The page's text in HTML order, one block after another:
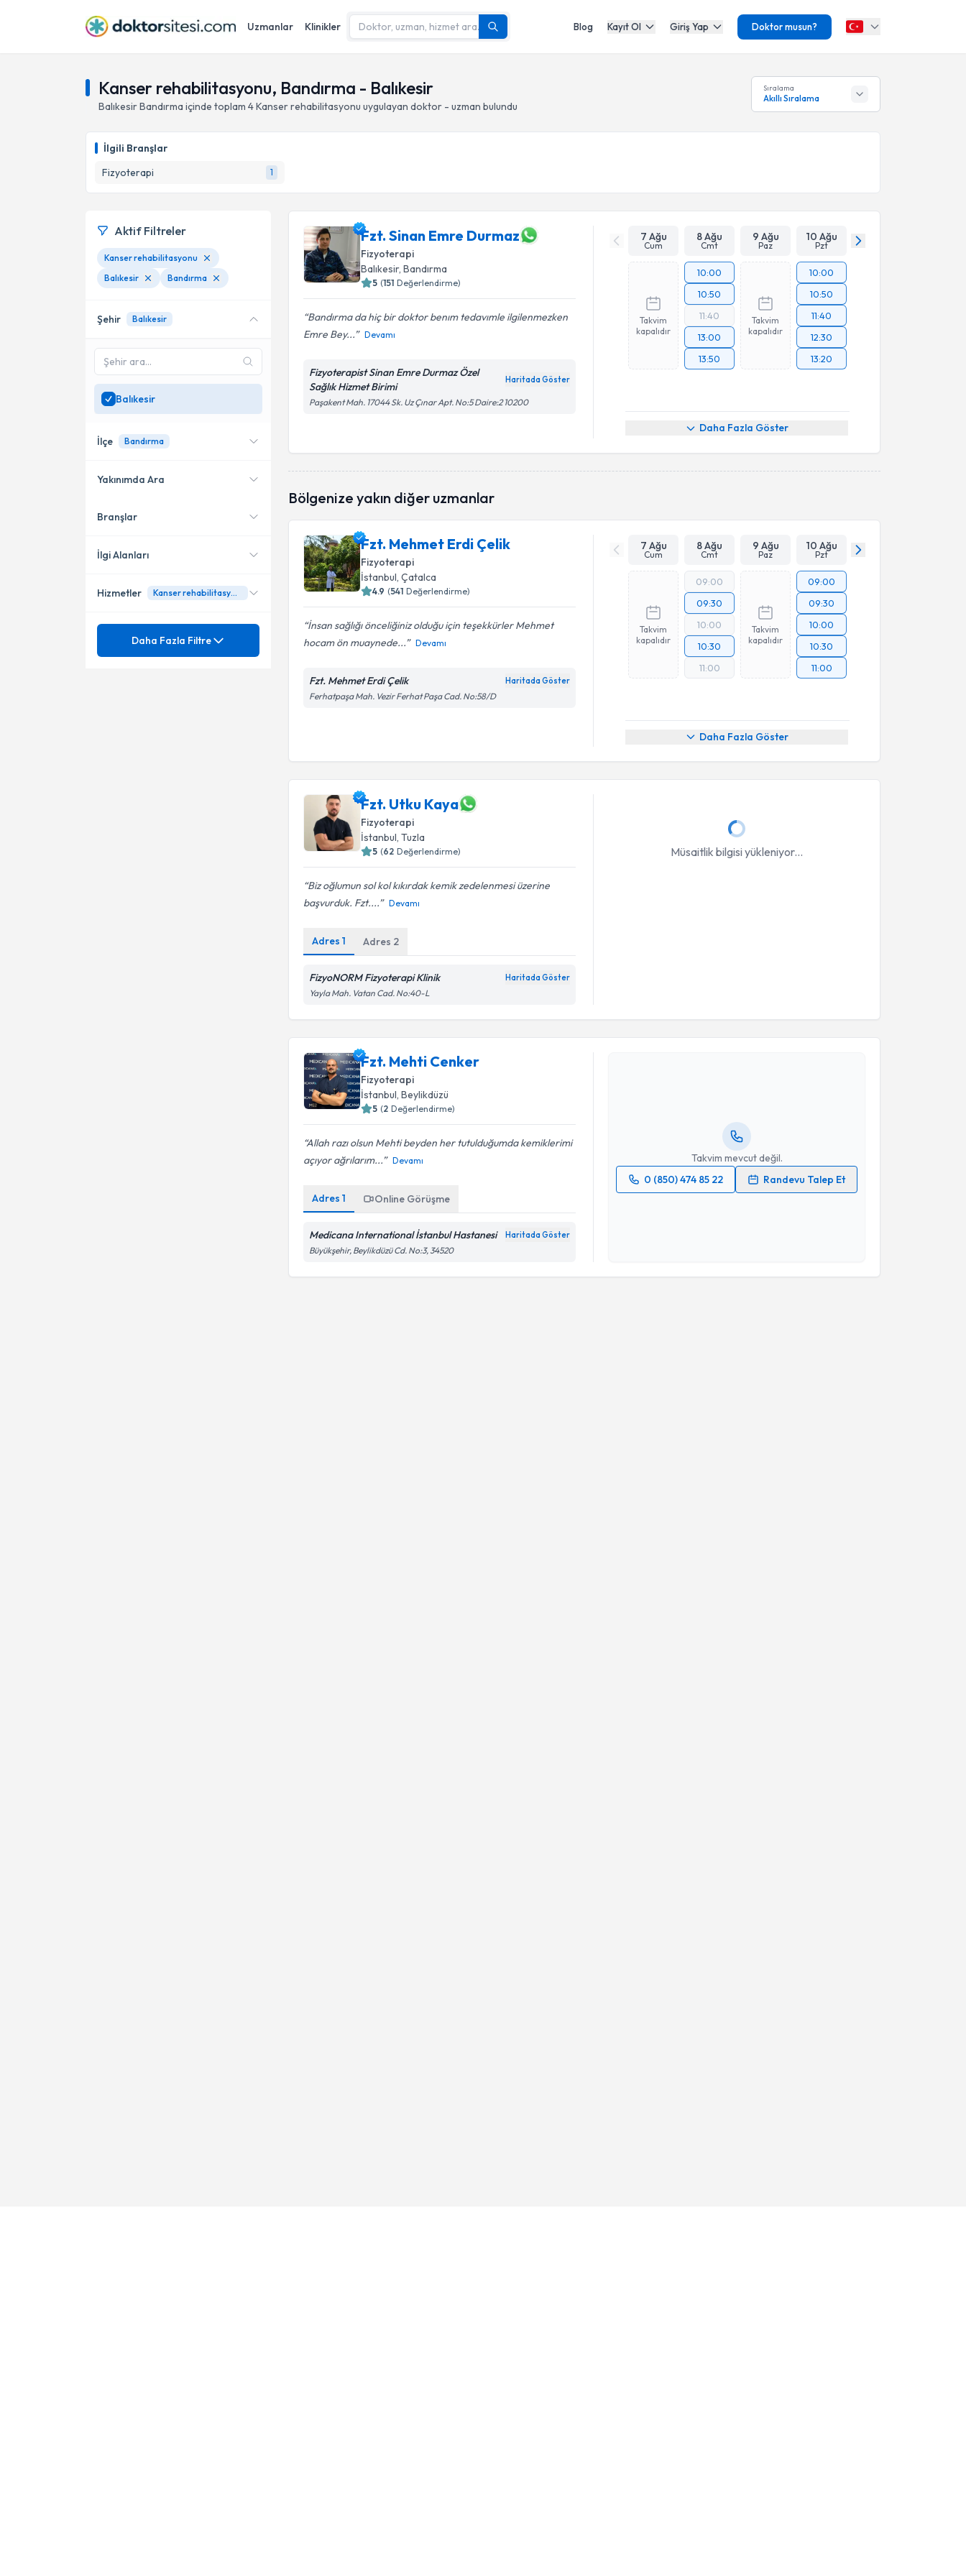
Uzmanlar Klinikler Blog Kayıt Ol Giriş Yap Doktor musun?
Kanser rehabilitasyonu, Bandırma - Balıkesir
BalıkesirBandırma içinde toplam 4Kanser rehabilitasyonu uygulayan doktor - uzman bulundu
Sıralama
Akıllı Sıralama
İlgili Branşlar
Fizyoterapi
1
Fzt. Sinan Emre Durmaz
Fizyoterapi
Balıkesir, Bandırma
5 (151 Değerlendirme)
Bandırma da hiç bir doktor benım tedavımle ilgilenmezken
Emre Bey...
Devamı
Fizyoterapist Sinan Emre Durmaz Özel
Sağlık Hizmet Birimi
Haritada Göster
Paşakent Mah. 17044 Sk. Uz Çınar Apt. No:5 Daire:2 10200
7 Ağu
Cum
8 Ağu
Cmt
9 Ağu
Paz
10 Ağu
Pzt
Takvim
kapalıdır
10:00
10:50
11:40
13:00
13:50
Takvim
kapalıdır
10:00
10:50
11:40
12:30
13:20
Daha Fazla Göster
Bölgenize yakın diğer uzmanlar
Fzt. Mehmet Erdi Çelik
Fizyoterapi
İstanbul , Çatalca
4.9 (541 Değerlendirme)
İnsan sağlığı önceliğiniz olduğu için teşekkürler Mehmet
hocam ön muaynede...
Devamı
Fzt. Mehmet Erdi Çelik Haritada Göster
Ferhatpaşa Mah. Vezir Ferhat Paşa Cad. No:58/D
7 Ağu
Cum
8 Ağu
Cmt
9 Ağu
Paz
10 Ağu
Pzt
Takvim
kapalıdır
09:00
09:30
10:00
10:30
11:00
Takvim
kapalıdır
09:00
09:30
10:00
10:30
11:00
Daha Fazla Göster
Fzt. Utku Kaya
Fizyoterapi
İstanbul, Tuzla
5 (62 Değerlendirme)
Biz oğlumun sol kol kıkırdak kemik zedelenmesi üzerine
başvurduk. Fzt....
Devamı
Adres1 Adres 2
FizyoNORM Fizyoterapi Klinik Haritada Göster
Yayla Mah. Vatan Cad. No:40-L
Müsaitlik bilgisi yükleniyor...
Fzt. Mehti Cenker
Fizyoterapi
İstanbul, Beylikdüzü
5 (2 Değerlendirme)
Allah razı olsun Mehti beyden her tutulduğumda kemiklerimi
açıyor ağrılarım...
Devamı
Adres1 Online Görüşme
Medicana International İstanbul Hastanesi Haritada Göster
Büyükşehir, Beylikdüzü Cd. No:3, 34520
Takvim mevcut değil.
0 (850) 474 85 22
Randevu Talep Et
Takvim Talebini Gönder
Aktif Filtreler
Kanser rehabilitasyonu
Balıkesir
Bandırma
Şehir Balıkesir
Balıkesir
İlçe Bandırma
Bandırma
Yakınımda Ara
Konumuma yakın uzmanları
Branşlar
Fizyoterapi
İlgi Alanları
Ağrı
Hizmetler Kanser rehabilitasyonu
Mezuniyet
Daha Fazla Filtre